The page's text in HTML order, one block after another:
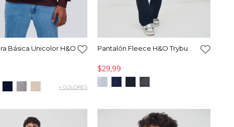
Básica Unicolor H&O
+ COLORES
Pantalón Fleece H&O Trybu
$29,99